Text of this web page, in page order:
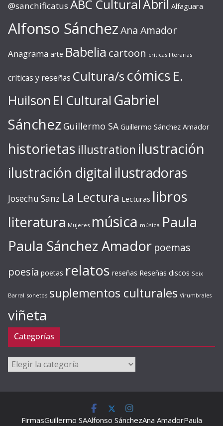
@sanchificatus ABC CulturalAbril Alfaguara
Alfonso SánchezAna Amador
Anagrama arte Babelia cartoon críticas literarias
críticas y reseñas Cultura/s cómics E.
Huilson El Cultural Gabriel
Sánchez Guillermo SA Guillermo Sánchez Amador
historietas illustration ilustración
ilustración digital ilustradoras
Josechu Sanz La Lectura Lecturas libros
literatura Mujeres música música Paula
Paula Sánchez Amador poemas
poesía poetas relatos reseñas Reseñas discos Seix
Barral sonetos suplementos culturales Virumbrales
viñeta
Categorías
Categorías
FirmasGuillermo SAAlfonso SánchezAna AmadorPaula